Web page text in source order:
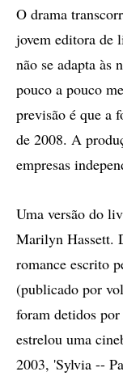
O drama
jovem editora de
não se adapta às
pouco a pouco
previsão é que a
de 2008. A
empresas
Uma versão do
Marilyn Hassett.
romance escrito
(publicado por
foram detidos
estrelou uma
2003, 'Sylvia --